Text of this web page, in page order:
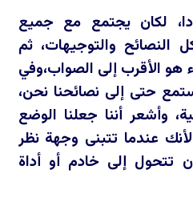
لكان يجتمع مع جميع
النصائح والتوجيهات، ثم
هو الأقرب إلى الصواب،وفي
حتى إلى نصائحنا نحن،
وأشعر أننا جعلنا الوضع
عندما تتبنى وجهة نظر
تتحول إلى خادم أو أداة